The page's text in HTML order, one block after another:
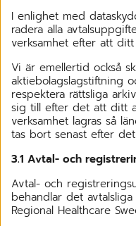
I enlighet med
radera alla
verksamhet efter att ditt
Vi är emellertid också
aktiebolagslagstiftning
respektera rättsliga
sig till efter det att ditt
verksamhet lagras så
tas bort senast efter
3.1 Avtal- och
Avtal- och
behandlar det
Regional Healthcare